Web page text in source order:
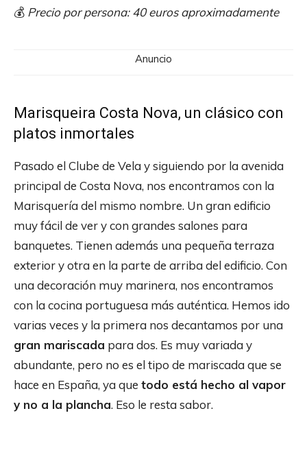
💰 Precio por persona: 40 euros aproximadamente
Anuncio
Marisqueira Costa Nova, un clásico con
platos inmortales
Pasado el Clube de Vela y siguiendo por la avenida
principal de Costa Nova, nos encontramos con la
Marisquería del mismo nombre. Un gran edificio
muy fácil de ver y con grandes salones para
banquetes. Tienen además una pequeña terraza
exterior y otra en la parte de arriba del edificio. Con
una decoración muy marinera, nos encontramos
con la cocina portuguesa más auténtica. Hemos ido
varias veces y la primera nos decantamos por una
gran mariscada para dos. Es muy variada y
abundante, pero no es el tipo de mariscada que se
hace en España, ya que todo está hecho al vapor
y no a la plancha. Eso le resta sabor.